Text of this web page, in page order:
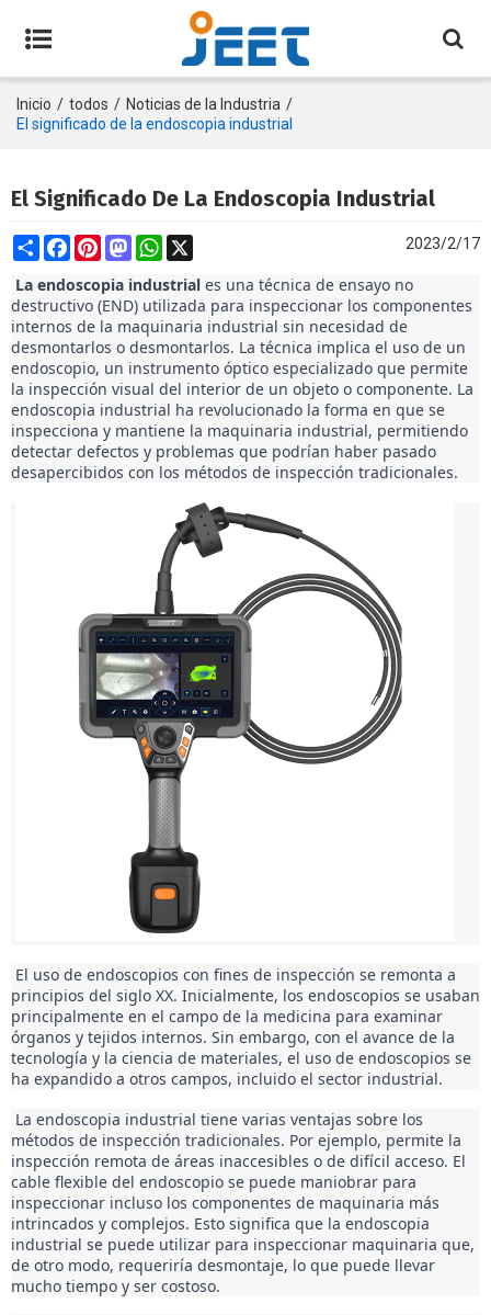
Inicio / todos / Noticias de la Industria /
El significado de la endoscopia industrial
El Significado De La Endoscopia Industrial
ShareFacebookPinterestMastodonWhatsApp 2023/2/17
La endoscopia industrial es una técnica de ensayo no
destructivo (END) utilizada para inspeccionar los componentes
internos de la maquinaria industrial sin necesidad de
desmontarlos o desmontarlos. La técnica implica el uso de un
endoscopio, un instrumento óptico especializado que permite
la inspección visual del interior de un objeto o componente. La
endoscopia industrial ha revolucionado la forma en que se
inspecciona y mantiene la maquinaria industrial, permitiendo
detectar defectos y problemas que podrían haber pasado
desapercibidos con los métodos de inspección tradicionales.
principios del siglo XX. Inicialmente, los endoscopios se usaban
principalmente en el campo de la medicina para examinar
órganos y tejidos internos. Sin embargo, con el avance de la
tecnología y la ciencia de materiales, el uso de endoscopios se
ha expandido a otros campos, incluido el sector industrial.
métodos de inspección tradicionales. Por ejemplo, permite la
inspección remota de áreas inaccesibles o de difícil acceso. El
cable flexible del endoscopio se puede maniobrar para
inspeccionar incluso los componentes de maquinaria más
intrincados y complejos. Esto significa que la endoscopia
industrial se puede utilizar para inspeccionar maquinaria que,
de otro modo, requeriría desmontaje, lo que puede llevar
mucho tiempo y ser costoso.